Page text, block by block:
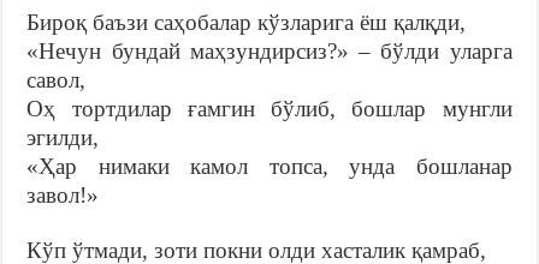
Бироқ баъзи саҳобалар кўзларига ёш қалқди,
«Нечун бундай маҳзундирсиз?» – бўлди уларга
савол,
Оҳ тортдилар ғамгин бўлиб, бошлар мунгли
эгилди,
«Ҳар нимаки камол топса, унда бошланар
завол!»
Кўп ўтмади, зоти покни олди хасталик қамраб,